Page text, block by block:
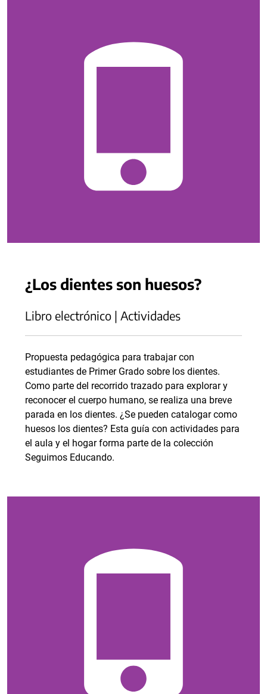
¿Los dientes son huesos?
Libro electrónico | Actividades
Propuesta pedagógica para trabajar con
estudiantes de Primer Grado sobre los dientes.
Como parte del recorrido trazado para explorar y
reconocer el cuerpo humano, se realiza una breve
parada en los dientes. ¿Se pueden catalogar como
huesos los dientes? Esta guía con actividades para
el aula y el hogar forma parte de la colección
Seguimos Educando.